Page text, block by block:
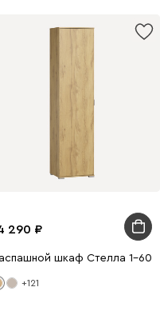
290
шкаф Стелла 1-
+121